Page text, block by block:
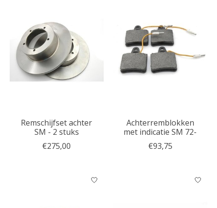
Remschijfset achter
SM - 2 stuks
€275,00
Achterremblokken
met indicatie SM 72-
€93,75